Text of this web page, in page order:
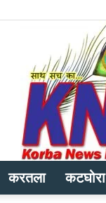
करतला कटघोरा